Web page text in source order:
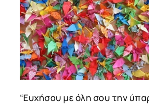
“Ευχήσου με όλη σου την